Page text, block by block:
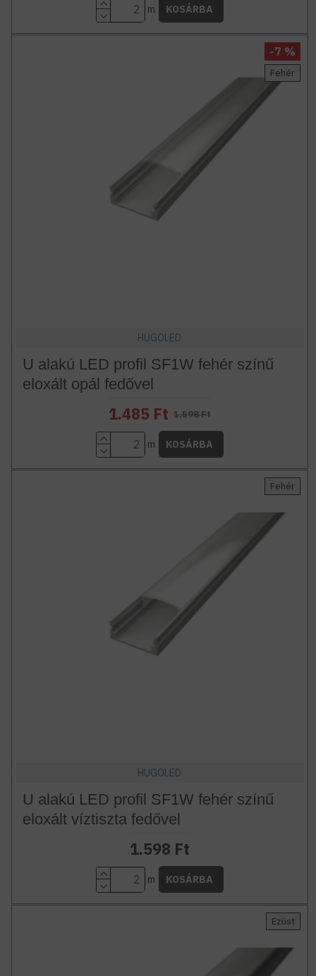
m KOSÁRBA
Fehér
-7 %
HUGOLED
U alakú LED profil SF1W fehér színű
eloxált opál fedővel
1.485 Ft 1.598 Ft
m KOSÁRBA
Fehér
HUGOLED
U alakú LED profil SF1W fehér színű
eloxált víztiszta fedővel
1.598 Ft
m KOSÁRBA
Ezüst